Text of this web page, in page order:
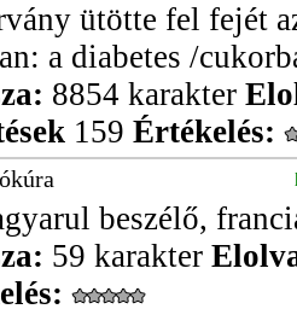
ütötte fel fejét
a diabetes /
8854 karakter
159 Értékelés:
beszélő,
59 karakter